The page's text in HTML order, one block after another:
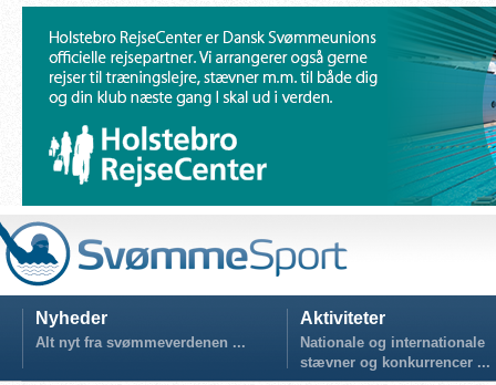
Nyheder
Alt nyt fra svømmeverdenen ...
Aktiviteter
Nationale og internationale
stævner og konkurrencer ...